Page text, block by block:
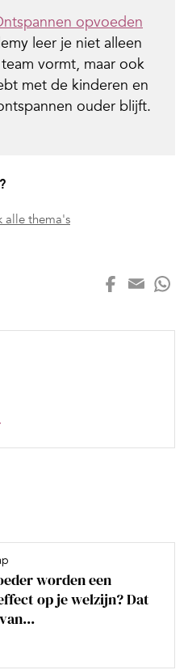
opvoeden
leer je niet alleen
vormt, maar ook
met de kinderen en
ouder blijft.
alle thema's
worden een
op je welzijn? Dat